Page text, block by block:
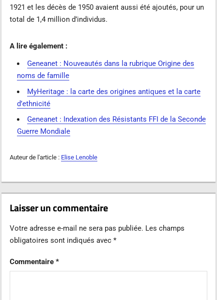
1921 et les décès de 1950 avaient aussi été ajoutés, pour un
total de 1,4 million d’individus.
A lire également :
Geneanet : Nouveautés dans la rubrique Origine des
noms de famille
MyHeritage : la carte des origines antiques et la carte
d’ethnicité
Geneanet : Indexation des Résistants FFI de la Seconde
Guerre Mondiale
Auteur de l'article : Elise Lenoble
Laisser un commentaire
Votre adresse e-mail ne sera pas publiée. Les champs
obligatoires sont indiqués avec *
Commentaire *